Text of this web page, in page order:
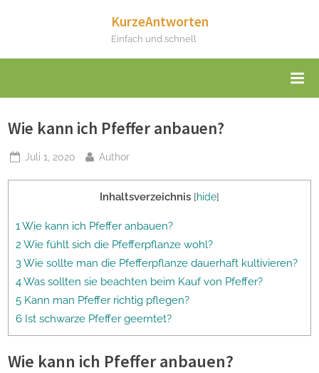
KurzeAntworten
Einfach und schnell
Wie kann ich Pfeffer anbauen?
Posted
Juli 1, 2020 By
Author
Inhaltsverzeichnis [hide]
1 Wie kann ich Pfeffer anbauen?
2 Wie fühlt sich die Pfefferpflanze wohl?
3 Wie sollte man die Pfefferpflanze dauerhaft kultivieren?
4 Was sollten sie beachten beim Kauf von Pfeffer?
5 Kann man Pfeffer richtig pflegen?
6 Ist schwarze Pfeffer geerntet?
Wie kann ich Pfeffer anbauen?